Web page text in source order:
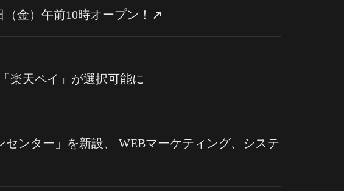
金）午前10時オープン！
楽天ペイ」が選択可能に
ンター」を新設、 WEBマーケティング、システ